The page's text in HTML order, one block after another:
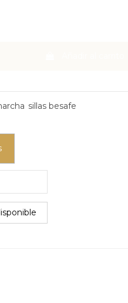
sillas besafe